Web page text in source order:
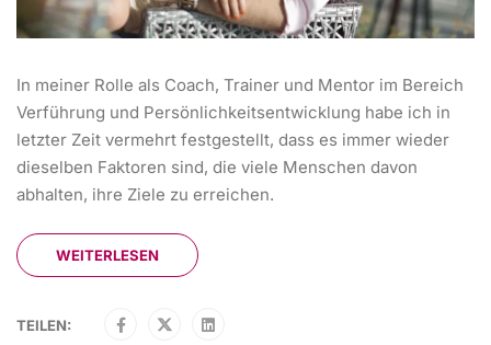
In meiner Rolle als Coach, Trainer und Mentor im Bereich
Verführung und Persönlichkeitsentwicklung habe ich in
letzter Zeit vermehrt festgestellt, dass es immer wieder
dieselben Faktoren sind, die viele Menschen davon
abhalten, ihre Ziele zu erreichen.
WEITERLESEN
TEILEN: